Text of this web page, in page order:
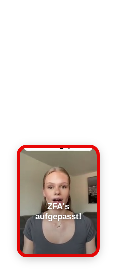
ZFA's
aufgepasst!